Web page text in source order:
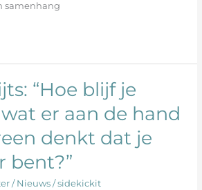
samenhang
“Hoe blijf je
er aan de hand
denkt dat je
bent?”
/ Nieuws/sidekickit